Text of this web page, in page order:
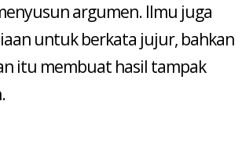
argumen. Ilmu juga
untuk berkata jujur, bahkan
itu membuat hasil tampak